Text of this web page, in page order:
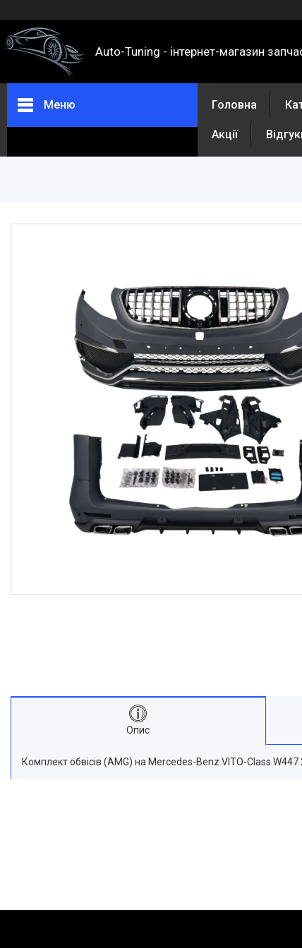
Auto-Tuning - інтернет-магазин
Меню
Політика конфіденційності
Договір оферти
Головна
Акції
Опис
Комплект обвісів (AMG) на Mercedes-Benz VITO-Class W447